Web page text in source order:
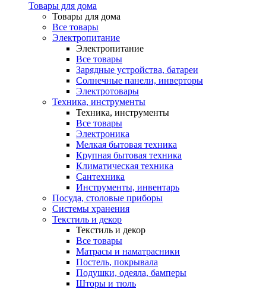
Товары для дома
Товары для дома
Все товары
Электропитание
Электропитание
Все товары
Зарядные устройства, батареи
Солнечные панели, инверторы
Электротовары
Техника, инструменты
Техника, инструменты
Все товары
Электроника
Мелкая бытовая техника
Крупная бытовая техника
Климатическая техника
Сантехника
Инструменты, инвентарь
Посуда, столовые приборы
Системы хранения
Текстиль и декор
Текстиль и декор
Все товары
Матрасы и наматрасники
Постель, покрывала
Подушки, одеяла, бамперы
Шторы и тюль